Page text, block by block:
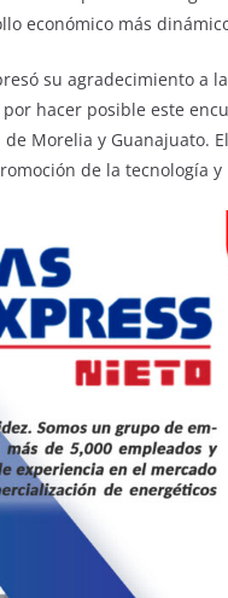
económico más
su agradecimiento a
hacer posible este
Morelia y Guanajuato.
de la tecnología